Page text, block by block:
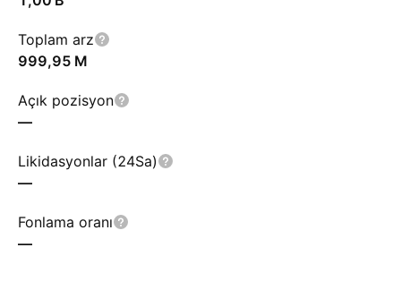
Toplam arz
‪999,95 M‬
Açık pozisyon
—
Likidasyonlar (24Sa)
—
Fonlama oranı
—